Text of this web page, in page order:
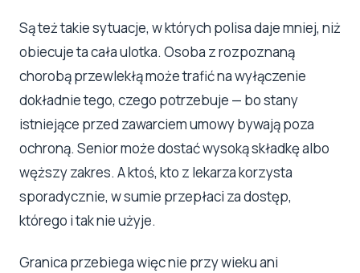
Są też takie sytuacje, w których polisa daje mniej, niż
obiecuje ta cała ulotka. Osoba z rozpoznaną
chorobą przewlekłą może trafić na wyłączenie
dokładnie tego, czego potrzebuje — bo stany
istniejące przed zawarciem umowy bywają poza
ochroną. Senior może dostać wysoką składkę albo
węższy zakres. A ktoś, kto z lekarza korzysta
sporadycznie, w sumie przepłaci za dostęp,
którego i tak nie użyje.
Granica przebiega więc nie przy wieku ani